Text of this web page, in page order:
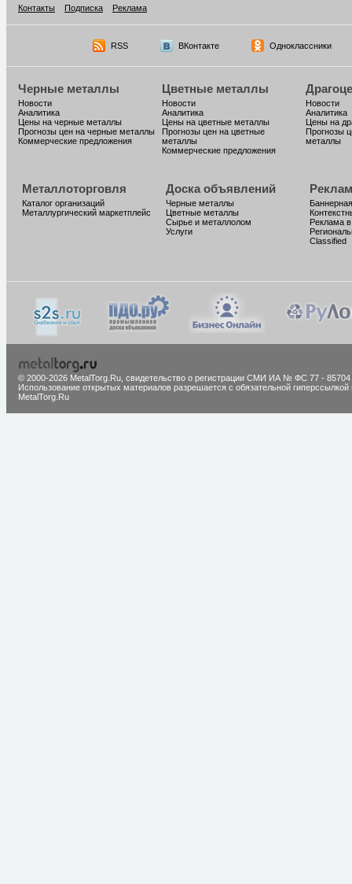
Контакты
Подписка Реклама
RSS ВКонтакте Одноклассники
Черные металлы
Новости
Аналитика
Цены на черные металлы
Прогнозы цен на черные металлы
Коммерческие предложения
Цветные металлы
Новости
Аналитика
Цены на цветные металлы
Прогнозы цен на цветные
металлы
Коммерческие предложения
Новости
Аналитика
Цены на
Прогнозы
металлы
Металлоторговля
Каталог организаций
Металлургический маркетплейс
Доска объявлений
Черные металлы
Цветные металлы
Сырье и металлолом
Услуги
Реклама
Classified
© 2000-2026 MetalTorg.Ru, cвидетельство о регистрации СМИ ИА № ФС 77 - 85704
Использование открытых материалов разрешается с обязательной гиперссылкой
MetalTorg.Ru